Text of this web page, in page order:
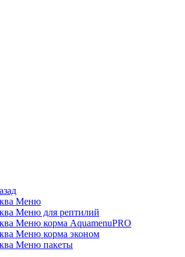
Меню
Меню для рептилий
Меню корма AquamenuPRO
Меню корма эконом
Меню пакеты